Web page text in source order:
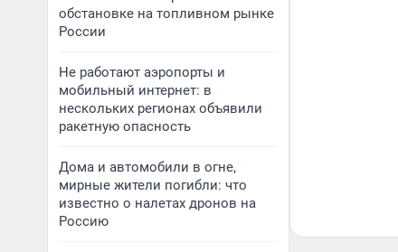
обстановке на топливном рынке
России
Не работают аэропорты и
мобильный интернет: в
нескольких регионах объявили
ракетную опасность
Дома и автомобили в огне,
мирные жители погибли: что
известно о налетах дронов на
Россию